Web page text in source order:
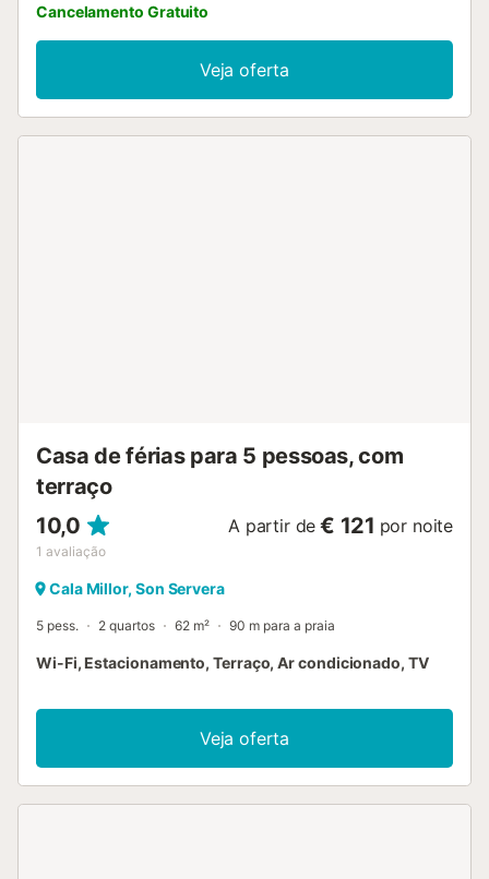
adicionais incluem Wi-Fi de alta velocidade (adequado
para videochamadas), televisão, ar condicionado, máquina
de lavar roupa e máquina de secar roupa. Também está
disponível um berço e uma cadeira alta. Este alojamento
conta com uma varanda privada para relaxarem à noite. O
Cancelamento Gratuito
Veja oferta
Casa de férias para 5 pessoas, com
terraço
10,0
1 avaliação
A partir de € 121 por noite
Cala Millor, Son Servera
5 pess. 2 quartos 62 m² 90 m para a praia
Wi-Fi, Estacionamento, Terraço, Ar condicionado, TV
Veja oferta